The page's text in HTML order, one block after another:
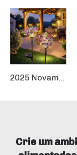
2025 Novamente Desenhado Atmosfera Romântica LED Relvado Luzes Borboleta Impermeável Solar Decoração para Jardim Terraço
Crie um